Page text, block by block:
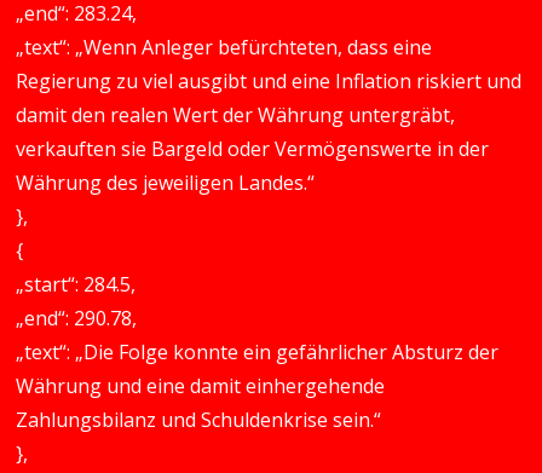
„end“: 283.24,
„text“: „Wenn Anleger befürchteten, dass eine
Regierung zu viel ausgibt und eine Inflation riskiert und
damit den realen Wert der Währung untergräbt,
verkauften sie Bargeld oder Vermögenswerte in der
Währung des jeweiligen Landes.“
},
{
„start“: 284.5,
„end“: 290.78,
„text“: „Die Folge konnte ein gefährlicher Absturz der
Währung und eine damit einhergehende
Zahlungsbilanz und Schuldenkrise sein.“
},